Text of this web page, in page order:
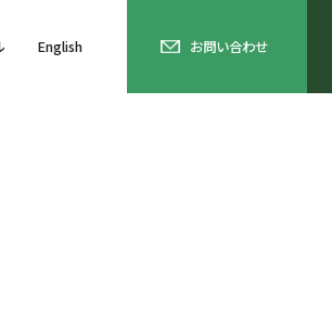
English お問い合わせ